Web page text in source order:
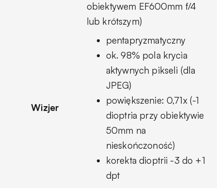
obiektywem EF600mm f/4
lub krótszym)
Wizjer
pentapryzmatyczny
ok. 98% pola krycia
aktywnych pikseli (dla
JPEG)
powiększenie: 0,71x (-1
dioptria przy obiektywie
50mm na
nieskończoność)
korekta dioptrii -3 do +1
dpt